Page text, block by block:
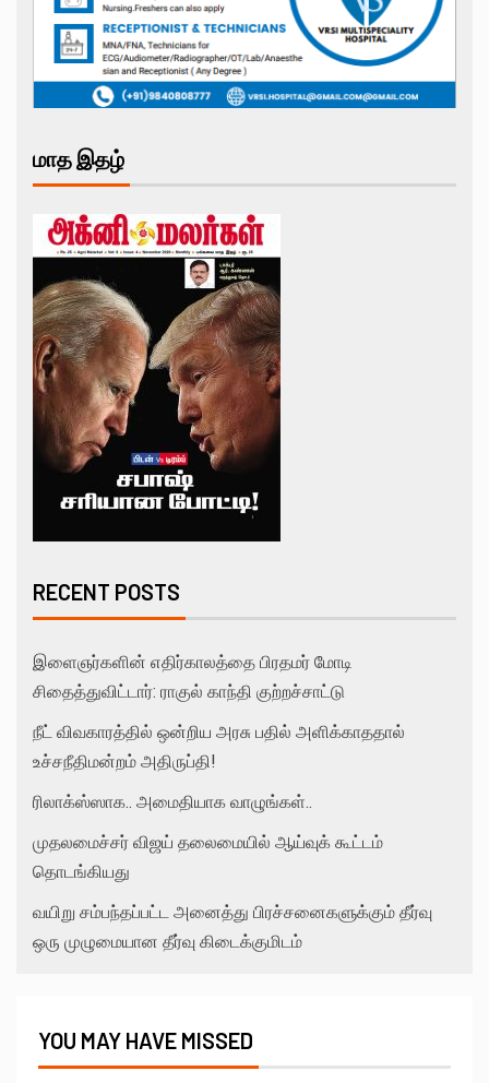
மாத இதழ்
RECENT POSTS
இளைஞர்களின் எதிர்காலத்தை பிரதமர் மோடி
சிதைத்துவிட்டார்: ராகுல் காந்தி குற்றச்சாட்டு
நீட் விவகாரத்தில் ஒன்றிய அரசு பதில் அளிக்காததால்
உச்சநீதிமன்றம் அதிருப்தி!
ரிலாக்ஸ்ஸாக.. அமைதியாக வாழுங்கள்..
முதலமைச்சர் விஜய் தலைமையில் ஆய்வுக் கூட்டம்
தொடங்கியது
வயிறு சம்பந்தப்பட்ட அனைத்து பிரச்சனைகளுக்கும் தீர்வு
ஒரு முழுமையான தீர்வு கிடைக்குமிடம்
YOU MAY HAVE MISSED